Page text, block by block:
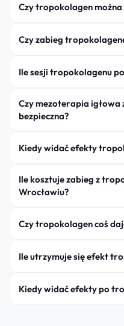
Czy tropokolagen
Czy zabieg
Ile sesji tropokolagenu
Czy mezoterapia
bezpieczna?
Kiedy widać efekty
Ile kosztuje zabieg z
Wrocławiu?
Czy tropokolagen coś
Ile utrzymuje się efekt
Kiedy widać efekty po